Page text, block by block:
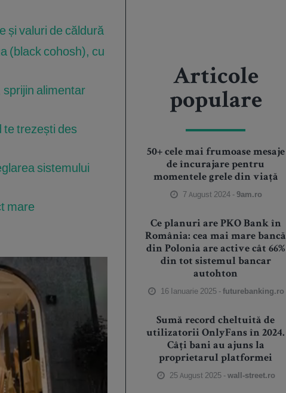
și valuri de căldură
(black cohosh), cu
alimentar
te trezești des
sistemului
mare
Articole
populare
50+ cele mai frumoase mesaje
de încurajare pentru
momentele grele din viață
7 August 2024 -9am.ro
Ce planuri are PKO Bank în
România: cea mai mare bancă
din Polonia are active cât 66%
din tot sistemul bancar
autohton
16 Ianuarie 2025 -futurebanking.ro
Sumă record cheltuită de
utilizatorii OnlyFans în 2024.
Câți bani au ajuns la
proprietarul platformei
25 August 2025 -wall-street.ro